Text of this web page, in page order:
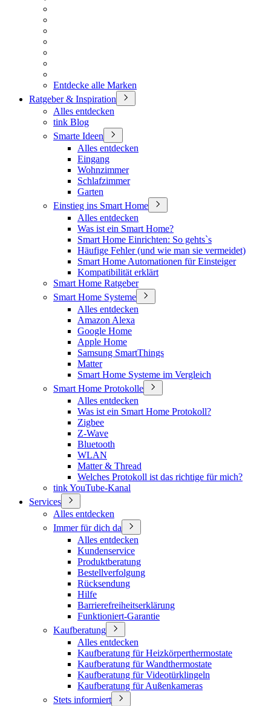
Entdecke alle Marken
Ratgeber & Inspiration
Alles entdecken
tink Blog
Smarte Ideen
Alles entdecken
Eingang
Wohnzimmer
Schlafzimmer
Garten
Einstieg ins Smart Home
Alles entdecken
Was ist ein Smart Home?
Smart Home Einrichten: So gehts`s
Häufige Fehler (und wie man sie vermeidet)
Smart Home Automationen für Einsteiger
Kompatibilität erklärt
Smart Home Ratgeber
Smart Home Systeme
Alles entdecken
Amazon Alexa
Google Home
Apple Home
Samsung SmartThings
Matter
Smart Home Systeme im Vergleich
Smart Home Protokolle
Alles entdecken
Was ist ein Smart Home Protokoll?
Zigbee
Z-Wave
Bluetooth
WLAN
Matter & Thread
Welches Protokoll ist das richtige für mich?
tink YouTube-Kanal
Services
Alles entdecken
Immer für dich da
Alles entdecken
Kundenservice
Produktberatung
Bestellverfolgung
Rücksendung
Hilfe
Barrierefreiheitserklärung
Funktioniert-Garantie
Kaufberatung
Alles entdecken
Kaufberatung für Heizkörperthermostate
Kaufberatung für Wandthermostate
Kaufberatung für Videotürklingeln
Kaufberatung für Außenkameras
Stets informiert